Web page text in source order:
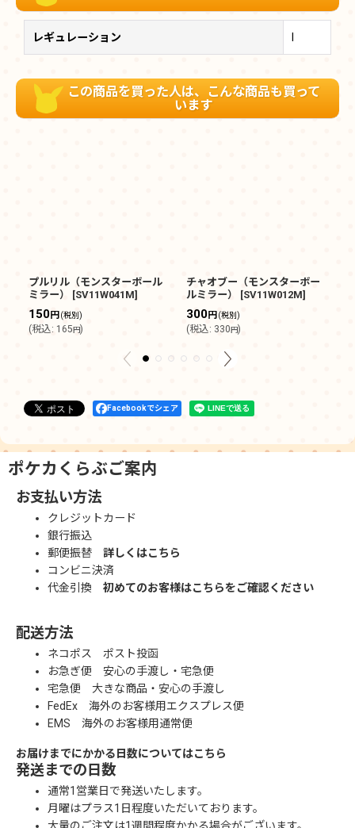
レギュレーション
この商品を買った人は、こんな商品も買って
います
プルリル（モンスターボール
ミラー）
[SV11W041M]
150円(税別)
(税込: 165円)
チャオブー（モンスターボー
ルミラー）
[SV11W012M]
300円(税別)
(税込: 330円)
Facebookでシェア
ポケカくらぶご案内
お支払い方法
クレジットカード
銀行振込
郵便振替 詳しくはこちら
コンビニ決済
代金引換 初めてのお客様はこちらをご確認ください
配送方法
ネコポス ポスト投函
お急ぎ便 安心の手渡し・宅急便
宅急便 大きな商品・安心の手渡し
FedEx 海外のお客様用エクスプレス便
EMS 海外のお客様用通常便
お届けまでにかかる日数についてはこちら
発送までの日数
通常1営業日で発送いたします。
月曜はプラス1日程度いただいております。